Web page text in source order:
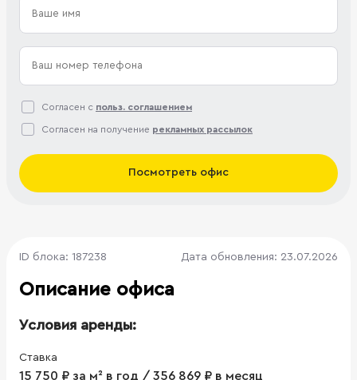
Согласен с польз. соглашением
Согласен на получение рекламных рассылок
Посмотреть офис
ID блока: 187238 Дата обновления: 23.07.2026
Описание офиса
Условия аренды:
Ставка
15 750 ₽ за м² в год / 356 869 ₽ в месяц